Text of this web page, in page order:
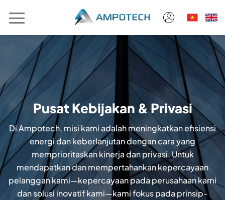
content
Pusat Kebijakan & Privasi
Di Ampotech, misi kami adalah meningkatkan efisiensi
energi dan keberlanjutan dengan cara yang
memprioritaskan kinerja dan privasi. Untuk
mendapatkan dan mempertahankan kepercayaan
pelanggan kami—kepercayaan pada perusahaan kami
dan solusi inovatif kami—kami fokus pada prinsip-